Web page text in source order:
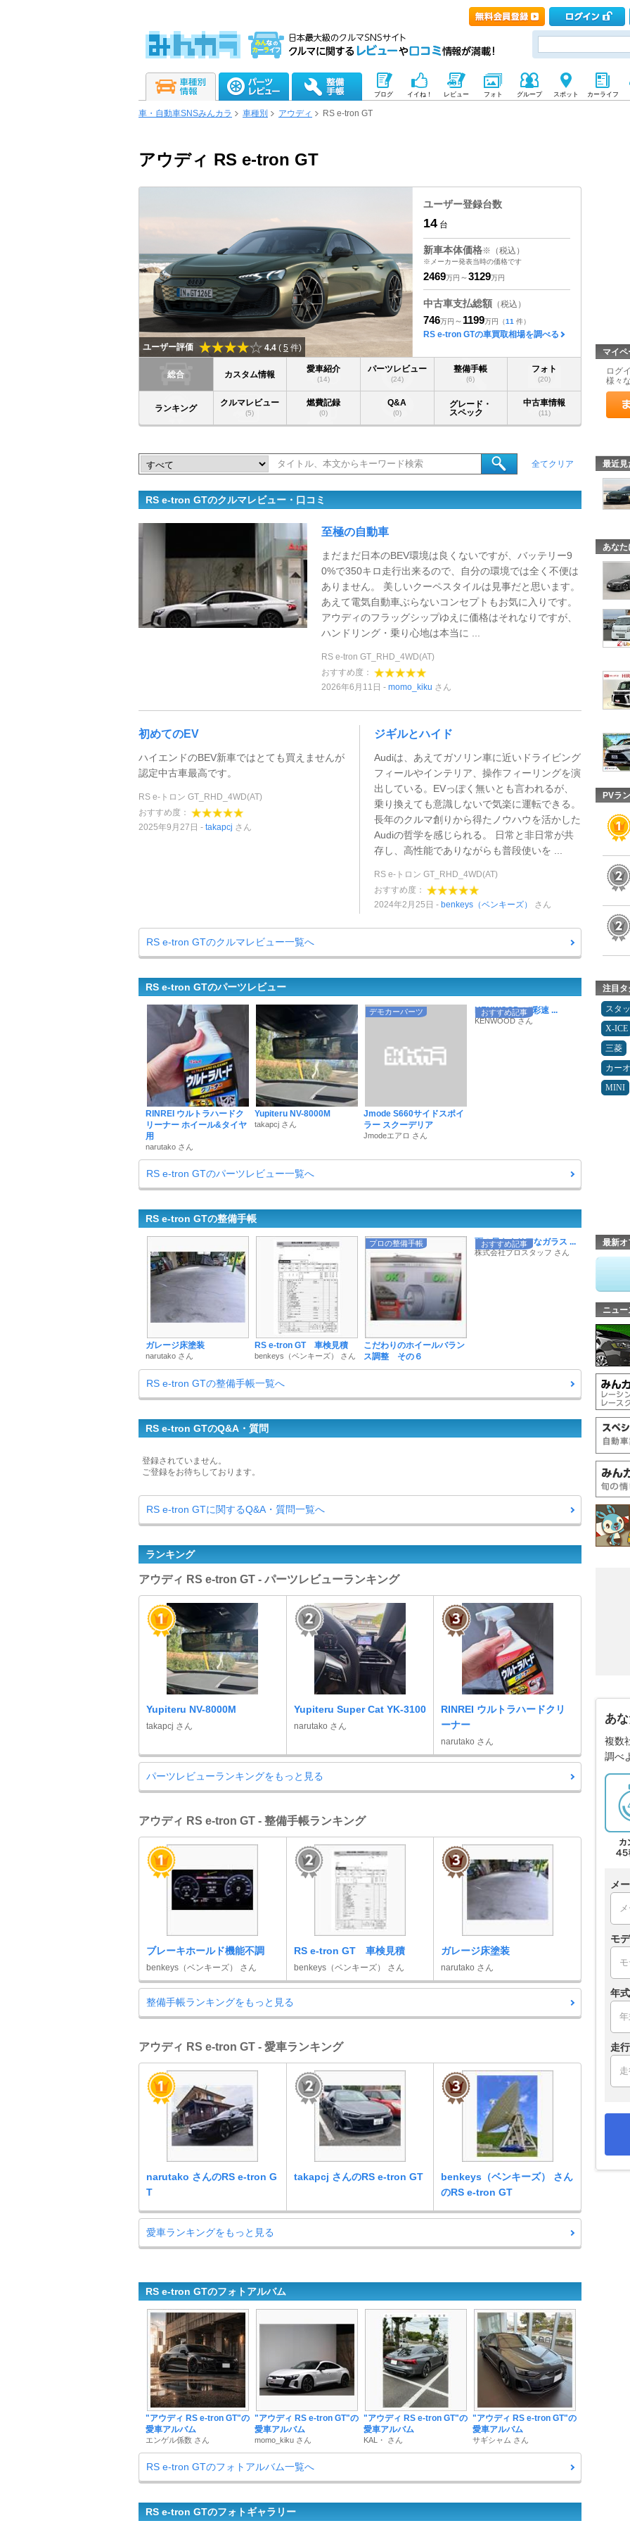
ブログ イイね！ レビュー フォト グループ スポット カーライフ
車・自動車SNSみんカラ 車種別 アウディ RS e-tron GT
アウディ RS e-tron GT
ユーザー評価 4.4 ( 5 件)
ユーザー登録台数
14 台
新車本体価格※（税込）
※メーカー発表当時の価格です
2469万円 ～3129万円
中古車支払総額 （税込）
746万円 ～ 1199万円 （11 件）
RS e-tron GTの車買取相場を調べる
総合 カスタム情報
愛車紹介
(14)
パーツレビュー
(24)
整備手帳
(6)
フォト
(20)
ランキング
クルマレビュー
(5)
燃費記録
(0)
Q&A
(0)
グレード・
スペック
中古車情報
(11)
全てクリア
RS e-tron GTのクルマレビュー・口コミ
至極の自動車
まだまだ日本のBEV環境は良くないですが、バッテリー9
0%で350キロ走行出来るので、自分の環境では全く不便は
ありません。 美しいクーペスタイルは見事だと思います。
あえて電気自動車ぶらないコンセプトもお気に入りです。
アウディのフラッグシップゆえに価格はそれなりですが、
ハンドリング・乗り心地は本当に ...
RS e-tron GT_RHD_4WD(AT)
おすすめ度：
2026年6月11日
momo_kiku さん
初めてのEV
ハイエンドのBEV新車ではとても買えませんが
認定中古車最高です。
RS e-トロン GT_RHD_4WD(AT)
おすすめ度：
2025年9月27日
takapcj さん
ジギルとハイド
Audiは、あえてガソリン車に近いドライビング
フィールやインテリア、操作フィーリングを演
出している。EVっぽく無いとも言われるが、
乗り換えても意識しないで気楽に運転できる。
長年のクルマ創りから得たノウハウを活かした
Audiの哲学を感じられる。 日常と非日常が共
存し、高性能でありながらも普段使いを ...
RS e-トロン GT_RHD_4WD(AT)
おすすめ度：
2024年2月25日
benkeys（ベンキーズ） さん
RS e-tron GTのクルマレビュー一覧へ
RS e-tron GTのパーツレビュー
RINREI ウルトラハードク
リーナー ホイール&タイヤ
用
narutako さん
Yupiteru NV-8000M
takapcj さん
デモカーパーツ
Jmode S660サイドスポイ
ラー スクーデリア
Jmodeエアロ さん
おすすめ記事
KENWOODの“彩速 ...
KENWOOD さん
RS e-tron GTのパーツレビュー一覧へ
RS e-tron GTの整備手帳
ガレージ床塗装
narutako さん
RS e-tron GT 車検見積
benkeys（ベンキーズ） さん
プロの整備手帳
こだわりのホイールバラン
ス調整 その６
おすすめ記事
雨の日もクリアなガラス ...
株式会社プロスタッフ さん
RS e-tron GTの整備手帳一覧へ
RS e-tron GTのQ&A・質問
登録されていません。
ご登録をお待ちしております。
RS e-tron GTに関するQ&A・質問一覧へ
ランキング
アウディ RS e-tron GT - パーツレビューランキング
Yupiteru NV-8000M
takapcj さん
Yupiteru Super Cat YK-3100
narutako さん
RINREI ウルトラハードクリ
ーナー
narutako さん
パーツレビューランキングをもっと見る
アウディ RS e-tron GT - 整備手帳ランキング
ブレーキホールド機能不調
benkeys（ベンキーズ） さん
RS e-tron GT 車検見積
benkeys（ベンキーズ） さん
ガレージ床塗装
narutako さん
整備手帳ランキングをもっと見る
アウディ RS e-tron GT - 愛車ランキング
narutako さんのRS e-tron G
T
takapcj さんのRS e-tron GT
benkeys（ベンキーズ） さん
のRS e-tron GT
愛車ランキングをもっと見る
RS e-tron GTのフォトアルバム
"アウディ RS e-tron GT"の
愛車アルバム
エンゲル係数 さん
"アウディ RS e-tron GT"の
愛車アルバム
momo_kiku さん
"アウディ RS e-tron GT"の
愛車アルバム
KAL・ さん
"アウディ RS e-tron GT"の
愛車アルバム
サギシャム さん
RS e-tron GTのフォトアルバム一覧へ
RS e-tron GTのフォトギャラリー
マイ
ログ
様々
最近見
あなた
PVラ
注目タ
スタ
X-ICE
三菱
カー
MINI
最新オ
ニュー
あ
複数
調べ
メ
モ
年式
走